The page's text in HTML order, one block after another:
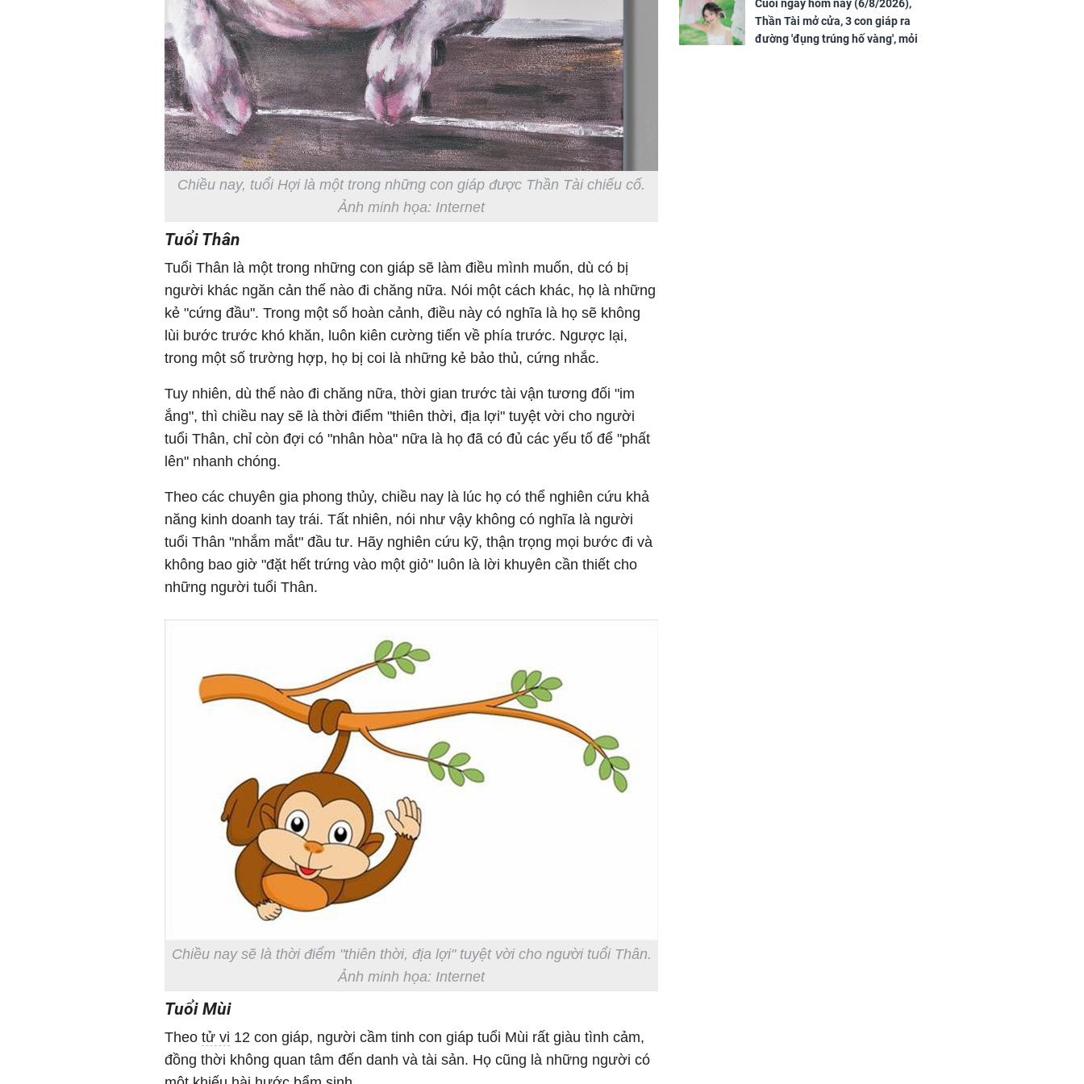
Chiều nay, tuổi Hợi là một trong những con giáp được Thần Tài chiếu cố.
Ảnh minh họa: Internet
Tuổi Thân
Tuổi Thân là một trong những con giáp sẽ làm điều mình muốn, dù có bị
người khác ngăn cản thế nào đi chăng nữa. Nói một cách khác, họ là những
kẻ "cứng đầu". Trong một số hoàn cảnh, điều này có nghĩa là họ sẽ không
lùi bước trước khó khăn, luôn kiên cường tiến về phía trước. Ngược lại,
trong một số trường hợp, họ bị coi là những kẻ bảo thủ, cứng nhắc.
Tuy nhiên, dù thế nào đi chăng nữa, thời gian trước tài vận tương đối "im
ắng", thì chiều nay sẽ là thời điểm "thiên thời, địa lợi" tuyệt vời cho người
tuổi Thân, chỉ còn đợi có "nhân hòa" nữa là họ đã có đủ các yếu tố để "phất
lên" nhanh chóng.
Theo các chuyên gia phong thủy, chiều nay là lúc họ có thể nghiên cứu khả
năng kinh doanh tay trái. Tất nhiên, nói như vậy không có nghĩa là người
tuổi Thân "nhắm mắt" đầu tư. Hãy nghiên cứu kỹ, thận trọng mọi bước đi và
không bao giờ "đặt hết trứng vào một giỏ" luôn là lời khuyên cần thiết cho
những người tuổi Thân.
Chiều nay sẽ là thời điểm "thiên thời, địa lợi" tuyệt vời cho người tuổi Thân.
Ảnh minh họa: Internet
Tuổi Mùi
Theo tử vi 12 con giáp, người cầm tinh con giáp tuổi Mùi rất giàu tình cảm,
đồng thời không quan tâm đến danh và tài sản. Họ cũng là những người có
Cuối ngày hôm nay (6/8/2026),
Thần Tài mở cửa, 3 con giáp ra
đường 'đụng trúng hố vàng', mỏi